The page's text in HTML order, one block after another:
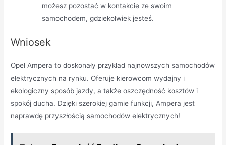
możesz pozostać w kontakcie ze swoim
samochodem, gdziekolwiek jesteś.
Wniosek
Opel Ampera to doskonały przykład najnowszych samochodów
elektrycznych na rynku. Oferuje kierowcom wydajny i
ekologiczny sposób jazdy, a także oszczędność kosztów i
spokój ducha. Dzięki szerokiej gamie funkcji, Ampera jest
naprawdę przyszłością samochodów elektrycznych!